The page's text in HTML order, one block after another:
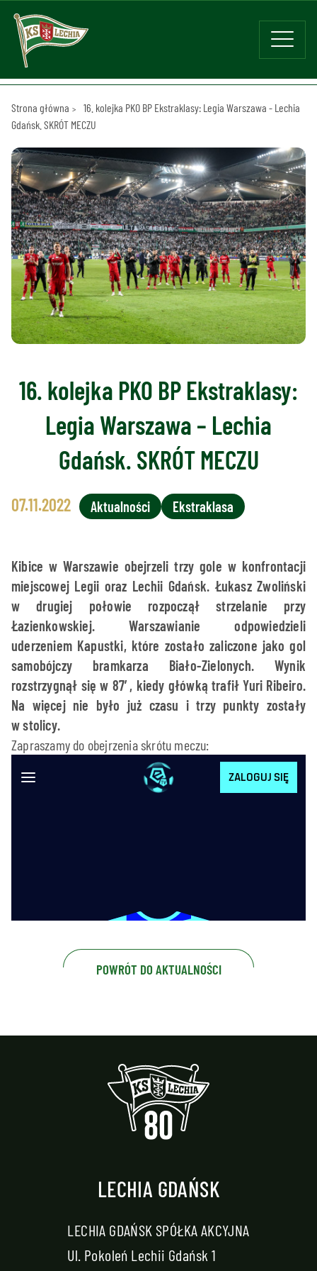
Strona główna
16. kolejka PKO BP Ekstraklasy: Legia Warszawa - Lechia
Gdańsk. SKRÓT MECZU
16. kolejka PKO BP Ekstraklasy:
Legia Warszawa – Lechia
Gdańsk. SKRÓT MECZU
07.11.2022 Aktualności Ekstraklasa
Kibice w Warszawie obejrzeli trzy gole w konfrontacji
miejscowej Legii oraz Lechii Gdańsk. Łukasz Zwoliński
w drugiej połowie rozpoczął strzelanie przy
Łazienkowskiej. Warszawianie odpowiedzieli
uderzeniem Kapustki, które zostało zaliczone jako gol
samobójczy bramkarza Biało-Zielonych. Wynik
rozstrzygnął się w 87′, kiedy główką trafił Yuri Ribeiro.
Na więcej nie było już czasu i trzy punkty zostały
w stolicy.
Zapraszamy do obejrzenia skrótu meczu:
POWRÓT DO AKTUALNOŚCI
LECHIA GDAŃSK
LECHIA GDAŃSK SPÓŁKA AKCYJNA
Ul. Pokoleń Lechii Gdańsk 1